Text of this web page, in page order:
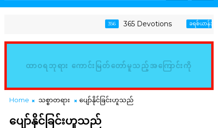
365 Devotions ခရစ်ယာန်အသက်တ
ထာဝရဘုရား ကောင်းမြတ်တော်မူသည့်အကြောင်းကို
မြည်းစမ်း၍ သိမှတ်ကြလော့ (ဆာလံ၊ ၃၄:၈)
Home သစ္စာတရား ပျော်နိုင်ခြင်းဟူသည်
ပျော်နိုင်ခြင်းဟူသည်